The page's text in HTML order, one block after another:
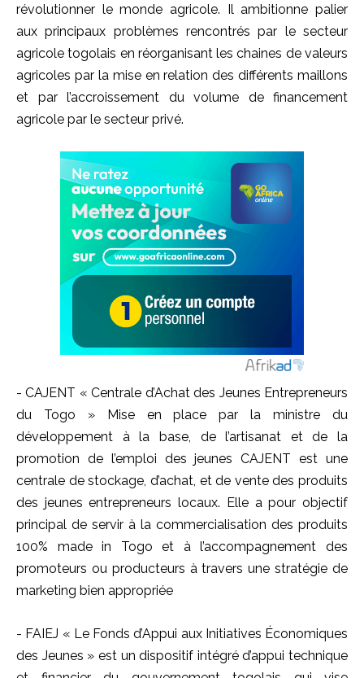
révolutionner le monde agricole. Il ambitionne palier
aux principaux problèmes rencontrés par le secteur
agricole togolais en réorganisant les chaines de valeurs
agricoles par la mise en relation des différents maillons
et par l’accroissement du volume de financement
agricole par le secteur privé.
- CAJENT « Centrale d’Achat des Jeunes Entrepreneurs
du Togo » Mise en place par la ministre du
développement à la base, de l’artisanat et de la
promotion de l’emploi des jeunes CAJENT est une
centrale de stockage, d’achat, et de vente des produits
des jeunes entrepreneurs locaux. Elle a pour objectif
principal de servir à la commercialisation des produits
100% made in Togo et à l’accompagnement des
promoteurs ou producteurs à travers une stratégie de
marketing bien appropriée
- FAIEJ « Le Fonds d’Appui aux Initiatives Économiques
des Jeunes » est un dispositif intégré d’appui technique